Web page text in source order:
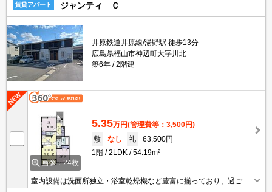
賃貸アパート ジャンティ Ｃ
井原鉄道井原線/湯野駅 徒歩13分
広島県福山市神辺町大字川北
築6年
2階建
画像：24枚
5.35万円(管理費等：3,500円)
敷
なし 礼
63,500円
1階
2LDK 54.19m²
室内設備は洗面所独立・浴室乾燥機など豊富に揃っており、過ごし